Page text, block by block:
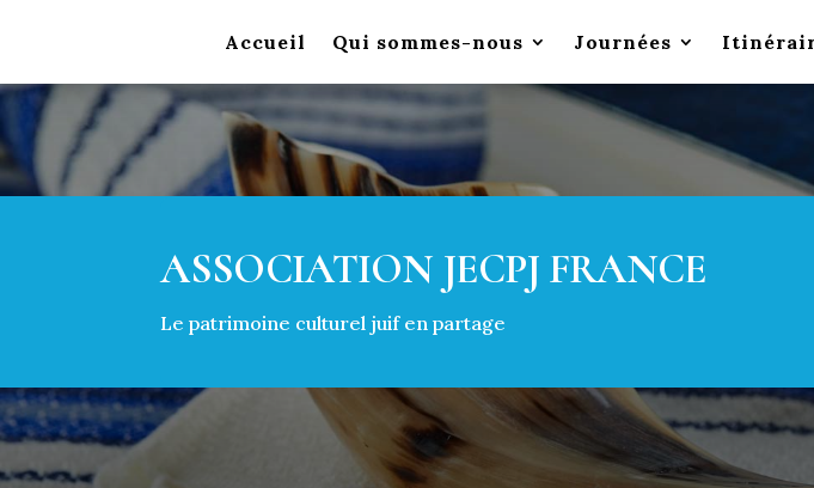
Accueil Qui sommes-nous Journées
ASSOCIATION JECPJ FRANCE
Le patrimoine culturel juif en partage